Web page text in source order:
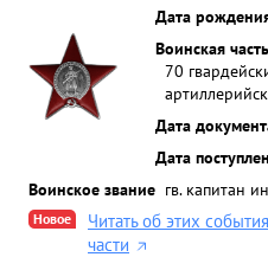
Дата
Воинская часть
70
Дата
Дата
Воинское звание гв. капитан
Новое
Читать об этих
части